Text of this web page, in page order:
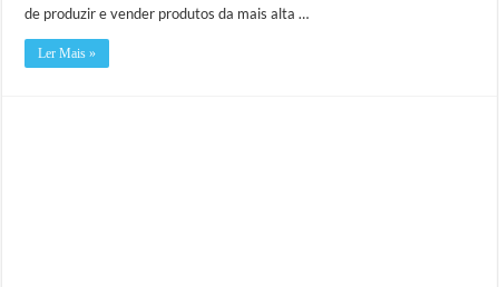
de produzir e vender produtos da mais alta …
Ler Mais »